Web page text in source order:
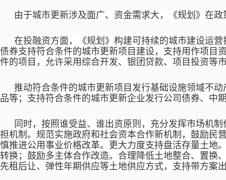
由于城市更新涉及面广、资金需求大，《规划》在
在投融资方面，《规划》构建可持续的城市建设运
债券支持符合条件的城市更新项目建设，支持用作项目
件的项目，允许采用综合开发、银团贷款、项目投资等
推动符合条件的城市更新项目发行基础设施领域不
品等；支持符合条件的城市更新企业发行公司债券、中
同时，按照谁受益、谁出资原则，充分发挥市场机
担机制。规范实施政府和社会资本合作新机制，鼓励民
慎推进公用事业价格改革。更大力度支持盘活存量土地
转换；鼓励多主体合作改造。合理降低土地整合、置换
先租后让、弹性年期供应等土地供应方式，支持带方案